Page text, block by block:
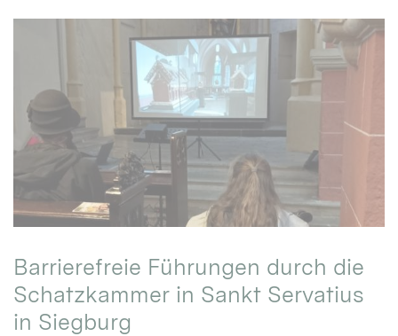
Barrierefreie Führungen durch die
Schatzkammer in Sankt Servatius
in Siegburg